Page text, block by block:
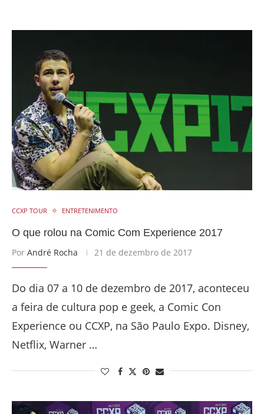
CCXP TOUR ENTRETENIMENTO
O que rolou na Comic Com Experience 2017
Por André Rocha 21 de dezembro de 2017
Do dia 07 a 10 de dezembro de 2017, aconteceu
a feira de cultura pop e geek, a Comic Con
Experience ou CCXP, na São Paulo Expo. Disney,
Netflix, Warner …